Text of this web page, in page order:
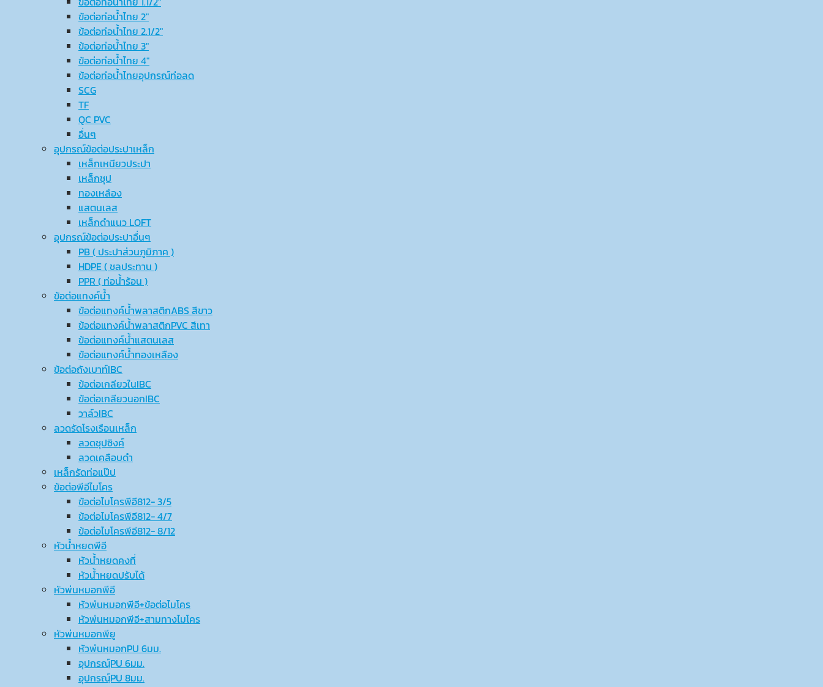
ข้อต่อท่อน้ำไทย 2″
ข้อต่อท่อน้ำไทย 2.1/2″
ข้อต่อท่อน้ำไทย 3″
ข้อต่อท่อน้ำไทย 4″
ข้อต่อท่อน้ำไทยอุปกรณ์ท่อลด
SCG
TF
QC PVC
อื่นๆ
อุปกรณ์ข้อต่อประปาเหล็ก
เหล็กเหนียวประปา
เหล็กชุป
ทองเหลือง
แสตนเลส
เหล็กดำแนว LOFT
อุปกรณ์ข้อต่อประปาอื่นๆ
PB ( ประปาส่วนภูมิภาค )
HDPE ( ชลประทาน )
PPR ( ท่อน้ำร้อน )
ข้อต่อแทงค์น้ำ
ข้อต่อแทงค์น้ำพลาสติกABS สีขาว
ข้อต่อแทงค์น้ำพลาสติกPVC สีเทา
ข้อต่อแทงค์น้ำแสตนเลส
ข้อต่อแทงค์น้ำทองเหลือง
ข้อต่อถังเบาท์IBC
ข้อต่อเกลียวในIBC
ข้อต่อเกลียวนอกIBC
วาล์วIBC
ลวดรัดโรงเรือนเหล็ก
ลวดชุปซิงค์
ลวดเคลือบดำ
เหล็กรัดท่อแป๊ป
ข้อต่อพีอีไมโคร
ข้อต่อไมโครพีอี812- 3/5
ข้อต่อไมโครพีอี812- 4/7
ข้อต่อไมโครพีอี812- 8/12
หัวน้ำหยดพีอี
หัวน้ำหยดคงที่
หัวน้ำหยดปรับได้
หัวพ่นหมอกพีอี
หัวพ่นหมอกพีอี+ข้อต่อไมโคร
หัวพ่นหมอกพีอี+สามทางไมโคร
หัวพ่นหมอกพียู
หัวพ่นหมอกPU 6มม.
อุปกรณ์ฺPU 6มม.
อุปกรณ์ฺPU 8มม.